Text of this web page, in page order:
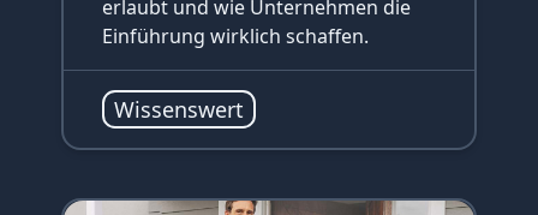
erlaubt und wie Unternehmen die
Einführung wirklich schaffen.
Wissenswert